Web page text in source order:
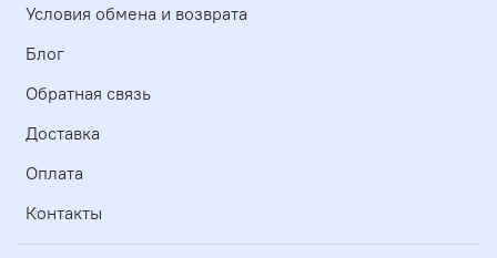
Условия обмена и возврата
Блог
Обратная связь
Доставка
Оплата
Контакты